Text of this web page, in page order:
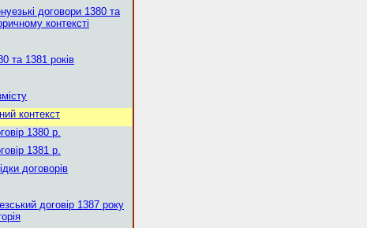
договори 1380 та
контексті
та 1381 років
контекст
1380 р.
1381 р.
договорів
договір 1387 року